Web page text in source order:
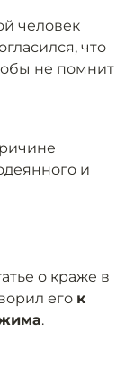
человек
что
не помнит
и
о краже в
его к
.